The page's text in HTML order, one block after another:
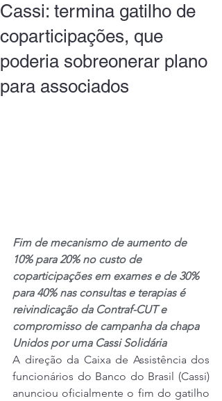
Cassi: termina gatilho de
coparticipações, que
poderia sobreonerar plano
para associados
Fim de mecanismo de aumento de
10% para 20% no custo de
coparticipações em exames e de 30%
para 40% nas consultas e terapias é
reivindicação da Contraf-CUT e
compromisso de campanha da chapa
Unidos por uma Cassi Solidária
A direção da Caixa de Assistência dos
funcionários do Banco do Brasil (Cassi)
anunciou oficialmente o fim do gatilho